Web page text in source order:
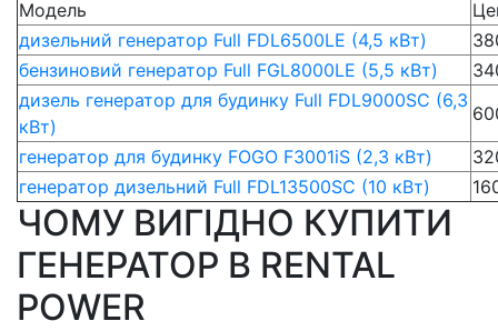
Модель
дизельний генератор Full FDL6500LE (4,5 кВт)
бензиновий генератор Full FGL8000LE (5,5 кВт)
дизель генератор для будинку Full FDL9000SC (6,3
кВт)
генератор для будинку FOGO F3001iS (2,3 кВт)
генератор дизельний Full FDL13500SC (10 кВт)
ЧОМУ ВИГІДНО КУПИТИ
ГЕНЕРАТОР В RENTAL
POWER